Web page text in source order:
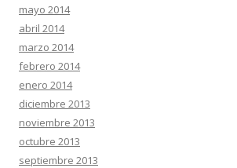
mayo 2014
abril 2014
marzo 2014
febrero 2014
enero 2014
diciembre 2013
noviembre 2013
octubre 2013
septiembre 2013